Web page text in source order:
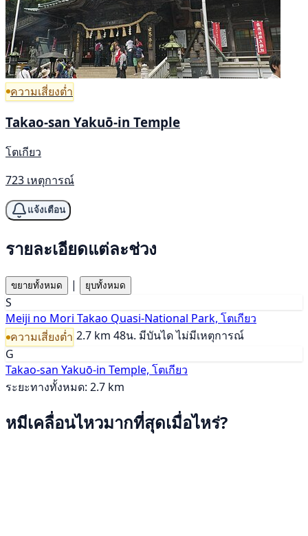
ความเสี่ยงต่ำ
Takao-san Yakuō-in Temple
โตเกียว
723 เหตุการณ์
แจ้งเตือน
รายละเอียดแต่ละช่วง
ขยายทั้งหมด | ยุบทั้งหมด
S
Meiji no Mori Takao Quasi-National Park, โตเกียว
ความเสี่ยงต่ำ 2.7 km 48น. มีบันไดไม่มีเหตุการณ์
G
Takao-san Yakuō-in Temple, โตเกียว
ระยะทางทั้งหมด: 2.7 km
หมีเคลื่อนไหวมากที่สุดเมื่อไหร่?